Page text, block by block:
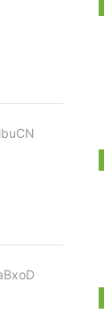
lbuCN